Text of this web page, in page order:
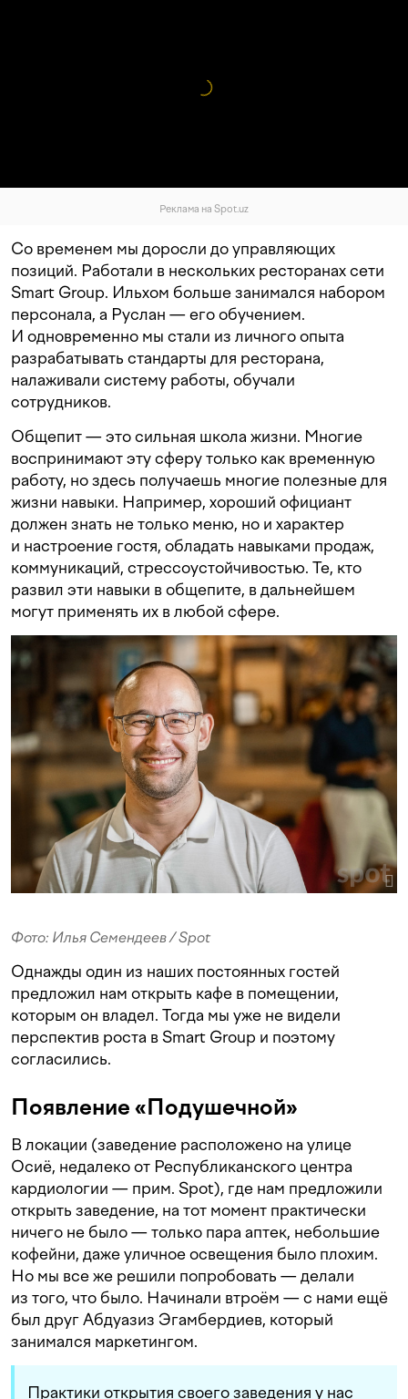
Реклама на Spot.uz
Со временем мы доросли до управляющих
позиций. Работали в нескольких ресторанах сети
Smart Group. Ильхом больше занимался набором
персонала, а Руслан — его обучением.
И одновременно мы стали из личного опыта
разрабатывать стандарты для ресторана,
налаживали систему работы, обучали
сотрудников.
Общепит — это сильная школа жизни. Многие
воспринимают эту сферу только как временную
работу, но здесь получаешь многие полезные для
жизни навыки. Например, хороший официант
должен знать не только меню, но и характер
и настроение гостя, обладать навыками продаж,
коммуникаций, стрессоустойчивостью. Те, кто
развил эти навыки в общепите, в дальнейшем
могут применять их в любой сфере.
Фото: Илья Семендеев / Spot
Однажды один из наших постоянных гостей
предложил нам открыть кафе в помещении,
которым он владел. Тогда мы уже не видели
перспектив роста в Smart Group и поэтому
согласились.
Появление «Подушечной»
В локации (заведение расположено на улице
Осиё, недалеко от Республиканского центра
кардиологии — прим. Spot), где нам предложили
открыть заведение, на тот момент практически
ничего не было — только пара аптек, небольшие
кофейни, даже уличное освещения было плохим.
Но мы все же решили попробовать — делали
из того, что было. Начинали втроём — с нами ещё
был друг Абдуазиз Эгамбердиев, который
занимался маркетингом.
Практики открытия своего заведения у нас